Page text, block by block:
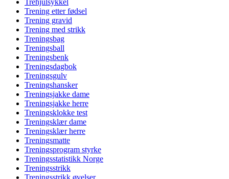
Trehjulsykkel
Trening etter fødsel
Trening gravid
Trening med strikk
Treningsbag
Treningsball
Treningsbenk
Treningsdagbok
Treningsgulv
Treningshansker
Treningsjakke dame
Treningsjakke herre
Treningsklokke test
Treningsklær dame
Treningsklær herre
Treningsmatte
Treningsprogram styrke
Treningsstatistikk Norge
Treningsstrikk
Treningsstrikk øvelser